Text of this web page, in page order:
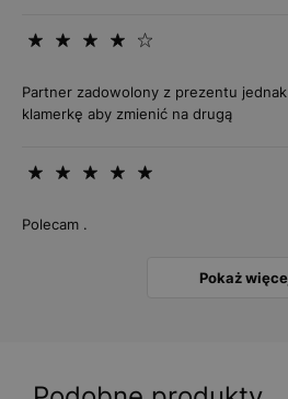
Partner zadowolony z prezentu
klamerkę aby zmienić na drugą
Polecam .
Pokaż